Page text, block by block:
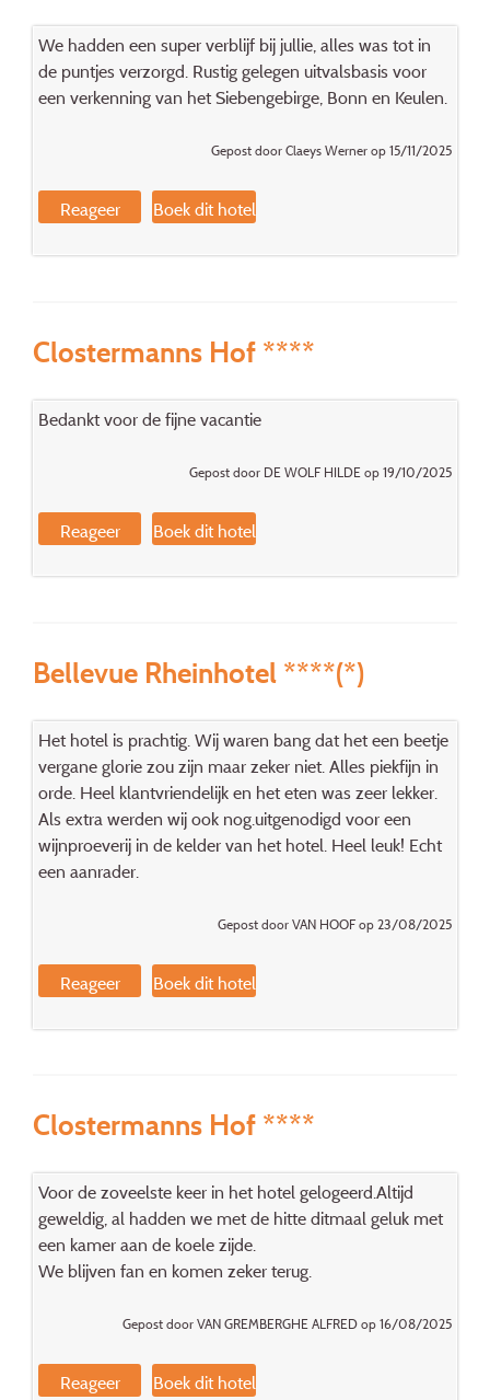
We hadden een super verblijf bij jullie, alles was tot in
de puntjes verzorgd. Rustig gelegen uitvalsbasis voor
een verkenning van het Siebengebirge, Bonn en Keulen.
Gepost door Claeys Werner op 15/11/2025
Reageer Boek dit hotel
Clostermanns Hof ****
Bedankt voor de fijne vacantie
Gepost door DE WOLF HILDE op 19/10/2025
Reageer Boek dit hotel
Bellevue Rheinhotel ****(*)
Het hotel is prachtig. Wij waren bang dat het een beetje
vergane glorie zou zijn maar zeker niet. Alles piekfijn in
orde. Heel klantvriendelijk en het eten was zeer lekker.
Als extra werden wij ook nog.uitgenodigd voor een
wijnproeverij in de kelder van het hotel. Heel leuk! Echt
een aanrader.
Gepost door VAN HOOF op 23/08/2025
Reageer Boek dit hotel
Clostermanns Hof ****
Voor de zoveelste keer in het hotel gelogeerd.Altijd
geweldig, al hadden we met de hitte ditmaal geluk met
een kamer aan de koele zijde.
We blijven fan en komen zeker terug.
Gepost door VAN GREMBERGHE ALFRED op 16/08/2025
Reageer Boek dit hotel